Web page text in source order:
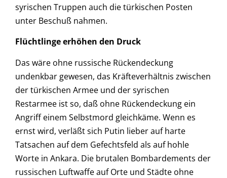
syrischen Truppen auch die türkischen Posten
unter Beschuß nahmen.
Flüchtlinge erhöhen den Druck
Das wäre ohne russische Rückendeckung
undenkbar gewesen, das Kräfteverhältnis zwischen
der türkischen Armee und der syrischen
Restarmee ist so, daß ohne Rückendeckung ein
Angriff einem Selbstmord gleichkäme. Wenn es
ernst wird, verläßt sich Putin lieber auf harte
Tatsachen auf dem Gefechtsfeld als auf hohle
Worte in Ankara. Die brutalen Bombardements der
russischen Luftwaffe auf Orte und Städte ohne